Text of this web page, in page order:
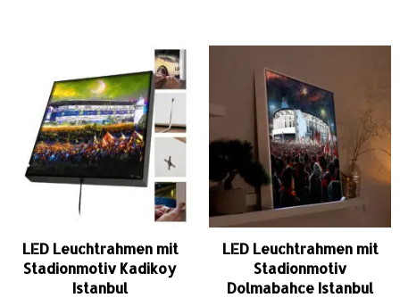
LED Leuchtrahmen mit
Stadionmotiv Kadikoy
Istanbul
LED Leuchtrahmen mit
Stadionmotiv
Dolmabahce Istanbul